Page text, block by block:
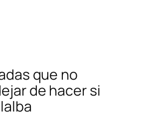
que no
de hacer si